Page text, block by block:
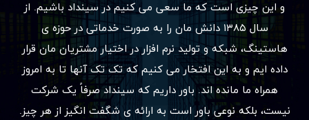
و این چیزی است که ما سعی می کنیم در سینداد باشیم. از
سال ۱۳۸۵ دانش مان را به صورت خدماتی در حوزه ی
هاستینگ، شبکه و تولید نرم افزار در اختیار مشتریان مان قرار
داده ایم و به این افتخار می کنیم که تک تک آنها تا به امروز
همراه ما مانده اند. باور داریم که سینداد صرفاً یک شرکت
نیست، بلکه نوعی باور است به ارائه ی شگفت انگیز از هر چیز.